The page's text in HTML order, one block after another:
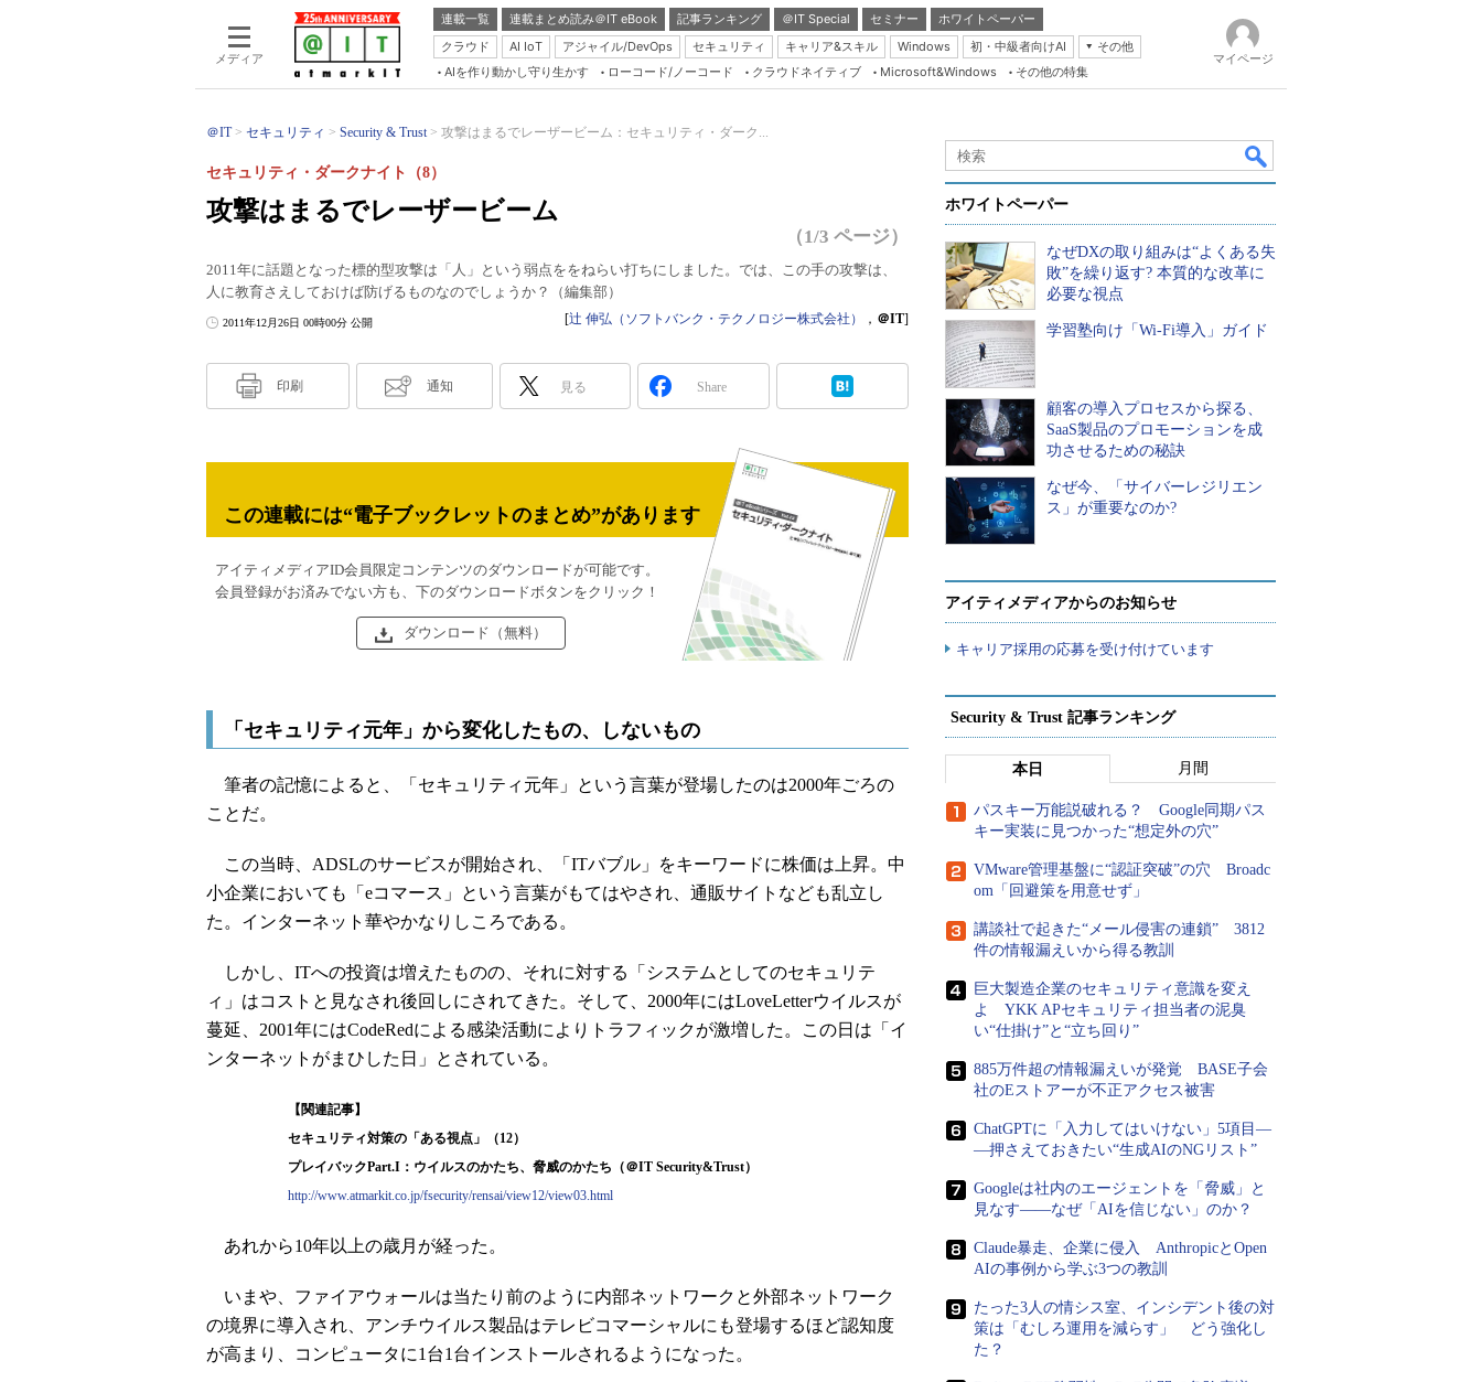
メディア
連載一覧 連載まとめ読み＠IT eBook 記事ランキング ＠IT Special セミナー
ホワイトペーパー
クラウド
AI IoT アジャイル/DevOps セキュリティ キャリア&スキル Windows 初・中級者向けAI
その他
Server & Storage
Database Expert
Master of IP Network
Security & Trust
Test & Tools
AIを作り動かし守り生かす ローコード/ノーコード クラウドネイティブ Microsoft&Windows その他の特集
マイページ
＠IT セキュリティ Security & Trust 攻撃はまるでレーザービーム：セキュリティ・ダーク...
攻撃はまるでレーザービーム
セキュリティ・ダークナイト（8）
（1/3 ページ）
2011年に話題となった標的型攻撃は「人」という弱点ををねらい打ちにしました。では、この手の攻撃は、
人に教育さえしておけば防げるものなのでしょうか？（編集部）
2011年12月26日 00時00分 公開 [辻 伸弘（ソフトバンク・テクノロジー株式会社） ， ＠IT]
印刷 通知 見る Share
この連載には“電子ブックレットのまとめ”があります
アイティメディアID会員限定コンテンツのダウンロードが可能です。
会員登録がお済みでない方も、下のダウンロードボタンをクリック！
ダウンロード（無料）
「セキュリティ元年」から変化したもの、しないもの
筆者の記憶によると、「セキュリティ元年」という言葉が登場したのは2000年ごろの
ことだ。
この当時、ADSLのサービスが開始され、「ITバブル」をキーワードに株価は上昇。中
小企業においても「eコマース」という言葉がもてはやされ、通販サイトなども乱立し
た。インターネット華やかなりしころである。
しかし、ITへの投資は増えたものの、それに対する「システムとしてのセキュリテ
ィ」はコストと見なされ後回しにされてきた。そして、2000年にはLoveLetterウイルスが
蔓延、2001年にはCodeRedによる感染活動によりトラフィックが激増した。この日は「イ
ンターネットがまひした日」とされている。
【関連記事】
セキュリティ対策の「ある視点」（12）
プレイバックPart.I：ウイルスのかたち、脅威のかたち（＠IT Security&Trust）
http://www.atmarkit.co.jp/fsecurity/rensai/view12/view03.html
あれから10年以上の歳月が経った。
いまや、ファイアウォールは当たり前のように内部ネットワークと外部ネットワーク
の境界に導入され、アンチウイルス製品はテレビコマーシャルにも登場するほど認知度
が高まり、コンピュータに1台1台インストールされるようになった。
ホワイトペーパー
なぜDXの取り組みは“よくある失
敗”を繰り返す? 本質的な改革に
必要な視点
学習塾向け「Wi-Fi導入」ガイド
顧客の導入プロセスから探る、
SaaS製品のプロモーションを成
功させるための秘訣
なぜ今、「サイバーレジリエン
ス」が重要なのか?
アイティメディアからのお知らせ
キャリア採用の応募を受け付けています
Security & Trust 記事ランキング
本日 月間
パスキー万能説破れる？ Google同期パス
キー実装に見つかった“想定外の穴”
VMware管理基盤に“認証突破”の穴 Broadc
om「回避策を用意せず」
講談社で起きた“メール侵害の連鎖” 3812
件の情報漏えいから得る教訓
巨大製造企業のセキュリティ意識を変え
よ YKK APセキュリティ担当者の泥臭
い“仕掛け”と“立ち回り”
885万件超の情報漏えいが発覚 BASE子会
社のEストアーが不正アクセス被害
ChatGPTに「入力してはいけない」5項目―
―押さえておきたい“生成AIのNGリスト”
Googleは社内のエージェントを「脅威」と
見なす――なぜ「AIを信じない」のか？
Claude暴走、企業に侵入 AnthropicとOpen
AIの事例から学ぶ3つの教訓
たった3人の情シス室、インシデント後の対
策は「むしろ運用を減らす」 どう強化し
た？